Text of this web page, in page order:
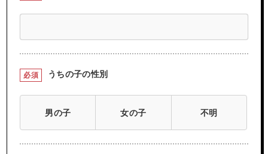
必須 うちの子の性別
男の子 女の子 不明